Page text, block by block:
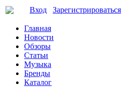
Вход Зарегистрироваться
Главная
Новости
Обзоры
Статьи
Музыка
Бренды
Каталог